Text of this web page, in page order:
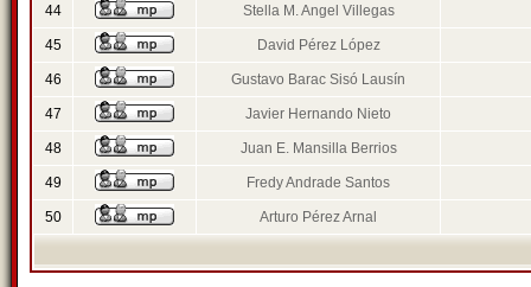
44 Stella M. Angel Villegas
45 David Pérez López
46 Gustavo Barac Sisó Lausín
47 Javier Hernando Nieto
48 Juan E. Mansilla Berrios
49 Fredy Andrade Santos
50 Arturo Pérez Arnal